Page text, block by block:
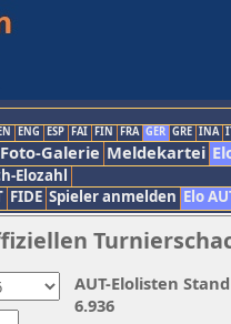
ENG ESP FAI FIN FRA GER GRE INA
Foto-Galerie Meldekartei
Elozahl
FIDE Spieler anmelden Elo
AUT-Elolisten
6.936